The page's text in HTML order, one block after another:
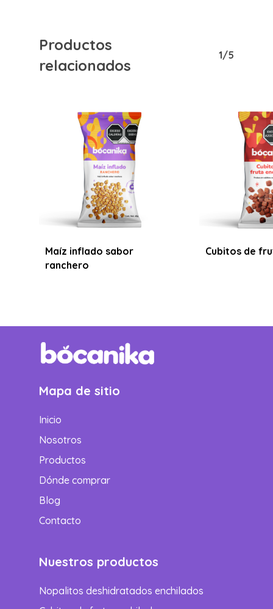
Productos
relacionados
1/5
Maíz inflado sabor
ranchero
Cubitos de
Mapa de sitio
Inicio
Nosotros
Productos
Dónde comprar
Blog
Contacto
Nuestros productos
Nopalitos deshidratados enchilados